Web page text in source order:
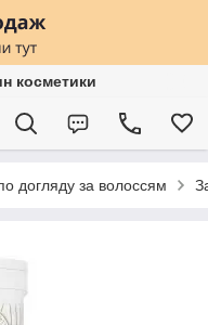
косметики
догляду за волоссям